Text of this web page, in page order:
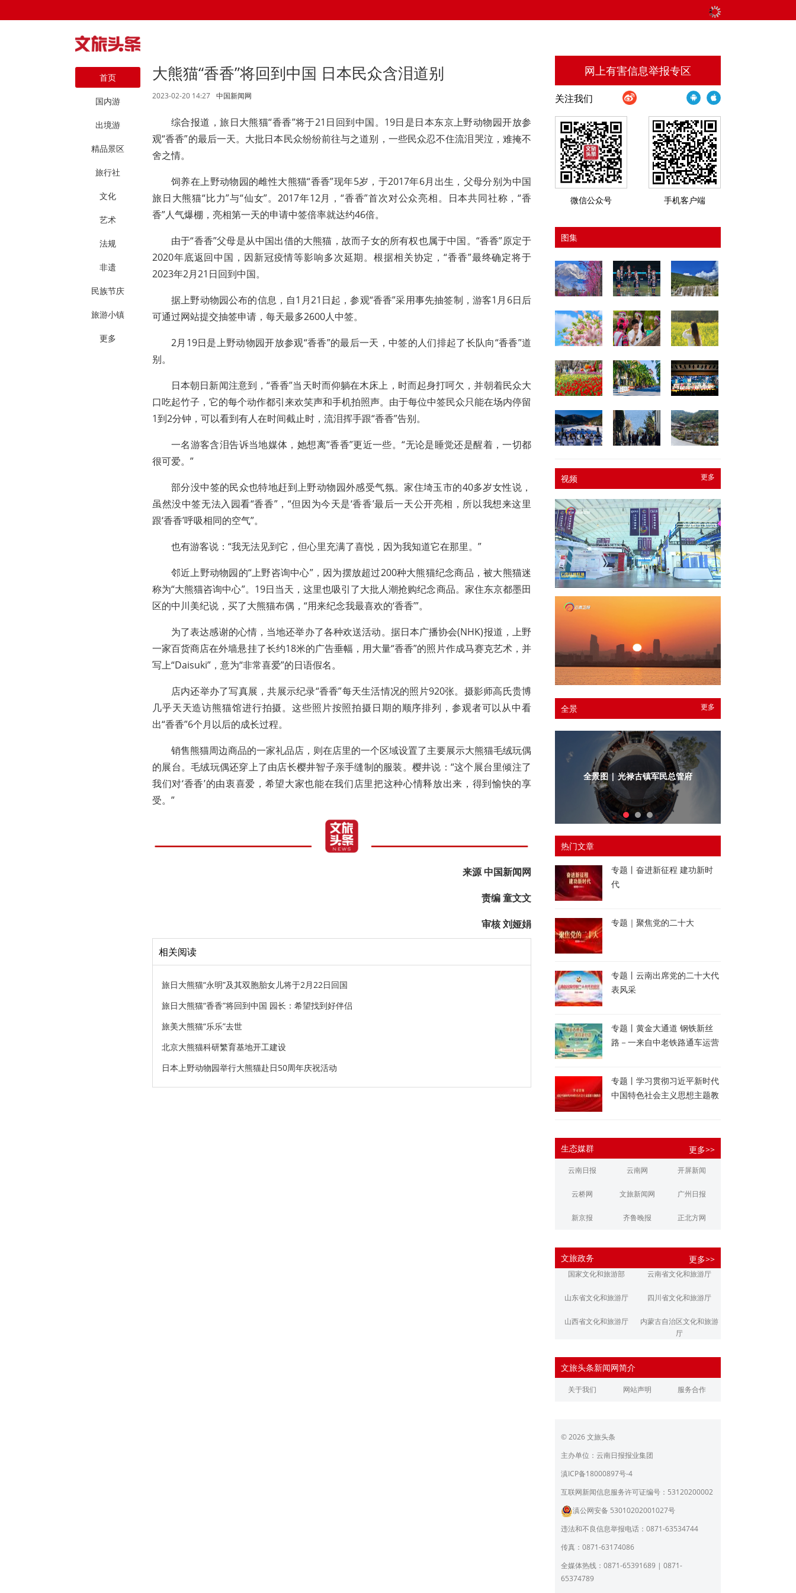
首页
国内游
出境游
精品景区
旅行社
文化
艺术
法规
非遗
民族节庆
旅游小镇
更多
大熊猫“香香”将回到中国 日本民众含泪道别
2023-02-20 14:27 中国新闻网
综合报道，旅日大熊猫“香香”将于21日回到中国。19日是日本东京上野动物园开放参
观“香香”的最后一天。大批日本民众纷纷前往与之道别，一些民众忍不住流泪哭泣，难掩不
舍之情。
饲养在上野动物园的雌性大熊猫“香香”现年5岁，于2017年6月出生，父母分别为中国
旅日大熊猫“比力”与“仙女”。2017年12月，“香香”首次对公众亮相。日本共同社称，“香
香”人气爆棚，亮相第一天的申请中签倍率就达约46倍。
由于“香香”父母是从中国出借的大熊猫，故而子女的所有权也属于中国。“香香”原定于
2020年底返回中国，因新冠疫情等影响多次延期。根据相关协定，“香香”最终确定将于
2023年2月21日回到中国。
据上野动物园公布的信息，自1月21日起，参观“香香”采用事先抽签制，游客1月6日后
可通过网站提交抽签申请，每天最多2600人中签。
2月19日是上野动物园开放参观“香香”的最后一天，中签的人们排起了长队向“香香”道
别。
日本朝日新闻注意到，“香香”当天时而仰躺在木床上，时而起身打呵欠，并朝着民众大
口吃起竹子，它的每个动作都引来欢笑声和手机拍照声。由于每位中签民众只能在场内停留
1到2分钟，可以看到有人在时间截止时，流泪挥手跟“香香”告别。
一名游客含泪告诉当地媒体，她想离“香香”更近一些。“无论是睡觉还是醒着，一切都
很可爱。”
部分没中签的民众也特地赶到上野动物园外感受气氛。家住埼玉市的40多岁女性说，
虽然没中签无法入园看“香香”，“但因为今天是‘香香’最后一天公开亮相，所以我想来这里
跟‘香香’呼吸相同的空气”。
也有游客说：“我无法见到它，但心里充满了喜悦，因为我知道它在那里。”
邻近上野动物园的“上野咨询中心”，因为摆放超过200种大熊猫纪念商品，被大熊猫迷
称为“大熊猫咨询中心”。19日当天，这里也吸引了大批人潮抢购纪念商品。家住东京都墨田
区的中川美纪说，买了大熊猫布偶，“用来纪念我最喜欢的‘香香’”。
为了表达感谢的心情，当地还举办了各种欢送活动。据日本广播协会(NHK)报道，上野
一家百货商店在外墙悬挂了长约18米的广告垂幅，用大量“香香”的照片作成马赛克艺术，并
写上“Daisuki”，意为“非常喜爱”的日语假名。
店内还举办了写真展，共展示纪录“香香”每天生活情况的照片920张。摄影师高氏贵博
几乎天天造访熊猫馆进行拍摄。这些照片按照拍摄日期的顺序排列，参观者可以从中看
出“香香”6个月以后的成长过程。
销售熊猫周边商品的一家礼品店，则在店里的一个区域设置了主要展示大熊猫毛绒玩偶
的展台。毛绒玩偶还穿上了由店长樱井智子亲手缝制的服装。樱井说：“这个展台里倾注了
我们对‘香香’的由衷喜爱，希望大家也能在我们店里把这种心情释放出来，得到愉快的享
受。”
来源 中国新闻网
责编 童文文
审核 刘娅娟
相关阅读
旅日大熊猫“永明”及其双胞胎女儿将于2月22日回国
旅日大熊猫“香香”将回到中国 园长：希望找到好伴侣
旅美大熊猫“乐乐”去世
北京大熊猫科研繁育基地开工建设
日本上野动物园举行大熊猫赴日50周年庆祝活动
网上有害信息举报专区
关注我们
微信公众号 手机客户端
图集
更多
视频
更多
全景
全景图 | 光禄古镇军民总管府内庭
热门文章
专题丨奋进新征程 建功新时
代
专题｜聚焦党的二十大
专题丨云南出席党的二十大代
表风采
专题丨黄金大通道 钢铁新丝
路－一来自中老铁路通车运营
专题丨学习贯彻习近平新时代
中国特色社会主义思想主题教
生态媒群 更多>>
云南日报 云南网 开屏新闻
云桥网 文旅新闻网 广州日报
新京报 齐鲁晚报 正北方网
江南都市报 潇湘晨报
文旅政务 更多>>
国家文化和旅游部 云南省文化和旅游厅
山东省文化和旅游厅 四川省文化和旅游厅
山西省文化和旅游厅
内蒙古自治区文化和旅游
厅
浙江省文化和旅游厅
江西省文化和旅游厅 河南省文化和旅游厅
广东省文化和旅游厅
育厅
陕西省文化和旅游厅 甘肃省文化和旅游厅
青海省文化和旅游厅
宁夏回族自治区文化和旅
北京市文旅局
上海市文化和旅游局
员会
文旅头条新闻网简介
关于我们 网站声明 服务合作
© 2026 文旅头条
主办单位：云南日报报业集团
滇ICP备18000897号-4
互联网新闻信息服务许可证编号：53120200002
滇公网安备 53010202001027号
违法和不良信息举报电话：0871-63534744
传真：0871-63174086
全媒体热线：0871-65391689 | 0871-
65374789